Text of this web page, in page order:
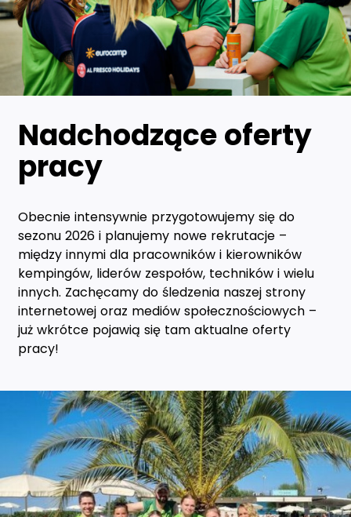
Nadchodzące oferty
pracy
Obecnie intensywnie przygotowujemy się do
sezonu 2026 i planujemy nowe rekrutacje –
między innymi dla pracowników i kierowników
kempingów, liderów zespołów, techników i wielu
innych. Zachęcamy do śledzenia naszej strony
internetowej oraz mediów społecznościowych –
już wkrótce pojawią się tam aktualne oferty
pracy!